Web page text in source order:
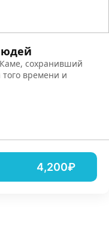
сохранивший
того времени и
4,200₽